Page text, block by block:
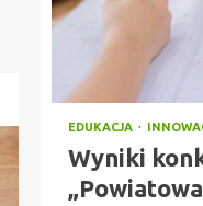
EDUKACJA
Wyniki